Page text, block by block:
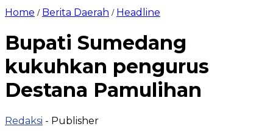
Home / Berita Daerah / Headline
Bupati Sumedang
kukuhkan pengurus
Destana Pamulihan
Redaksi - Publisher